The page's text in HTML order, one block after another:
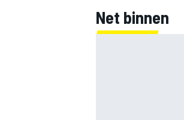
Net binnen